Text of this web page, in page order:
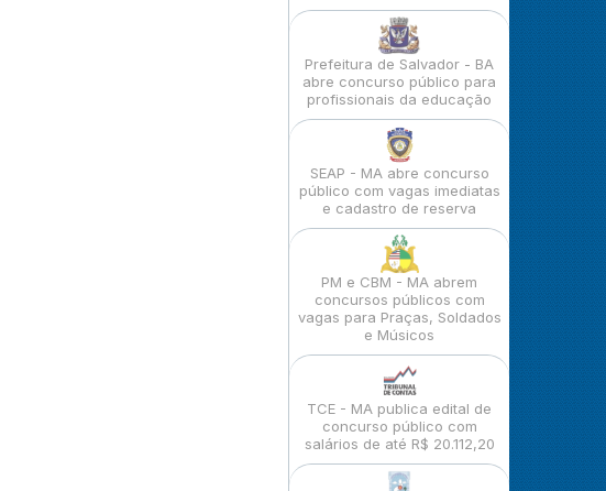
Prefeitura de Salvador - BA
abre concurso público para
profissionais da educação
SEAP - MA abre concurso
público com vagas imediatas
e cadastro de reserva
PM e CBM - MA abrem
concursos públicos com
vagas para Praças, Soldados
e Músicos
TCE - MA publica edital de
concurso público com
salários de até R$ 20.112,20